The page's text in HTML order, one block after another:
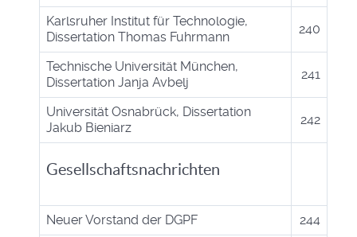
Karlsruher Institut für Technologie,
Dissertation Thomas Fuhrmann
240
Technische Universität München,
Dissertation Janja Avbelj
241
Universität Osnabrück, Dissertation
Jakub Bieniarz
242
Gesellschaftsnachrichten
Neuer Vorstand der DGPF
244